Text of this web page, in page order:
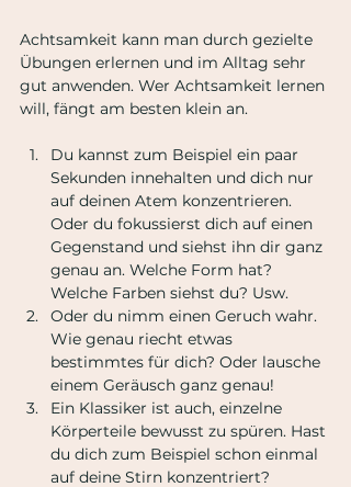
Achtsamkeit kann man durch gezielte
Übungen erlernen und im Alltag sehr
gut anwenden. Wer Achtsamkeit lernen
will, fängt am besten klein an.
Du kannst zum Beispiel ein paar
Sekunden innehalten und dich nur
auf deinen Atem konzentrieren.
Oder du fokussierst dich auf einen
Gegenstand und siehst ihn dir ganz
genau an. Welche Form hat?
Welche Farben siehst du? Usw.
Oder du nimm einen Geruch wahr.
Wie genau riecht etwas
bestimmtes für dich? Oder lausche
einem Geräusch ganz genau!
Ein Klassiker ist auch, einzelne
Körperteile bewusst zu spüren. Hast
du dich zum Beispiel schon einmal
auf deine Stirn konzentriert?